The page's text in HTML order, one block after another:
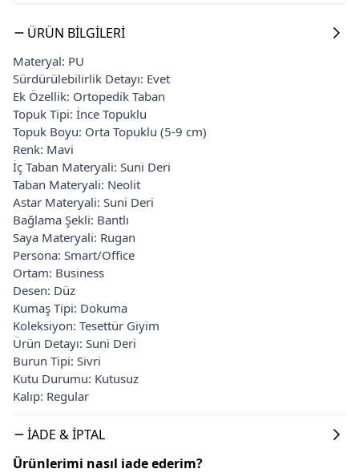
ÜRÜN BILGILERI
Materyal: PU
Sürdürülebilirlik Detayı: Evet
Ek Özellik: Ortopedik Taban
Topuk Tipi: İnce Topuklu
Topuk Boyu: Orta Topuklu (5-9 cm)
Renk: Mavi
İç Taban Materyali: Suni Deri
Taban Materyali: Neolit
Astar Materyali: Suni Deri
Bağlama Şekli: Bantlı
Saya Materyali: Rugan
Persona: Smart/Office
Ortam: Business
Desen: Düz
Kumaş Tipi: Dokuma
Koleksiyon: Tesettür Giyim
Ürün Detayı: Suni Deri
Burun Tipi: Sivri
Kutu Durumu: Kutusuz
Kalıp: Regular
İADE & İPTAL
Ürünlerimi nasıl iade ederim?